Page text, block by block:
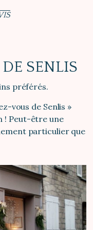
SENLIS
préférés.
vous de Senlis »
! Peut-être une
particulier que